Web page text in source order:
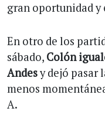
gran oportunidad y
En otro de los
sábado, Colón
Andesy dejó pasar
menos
A.